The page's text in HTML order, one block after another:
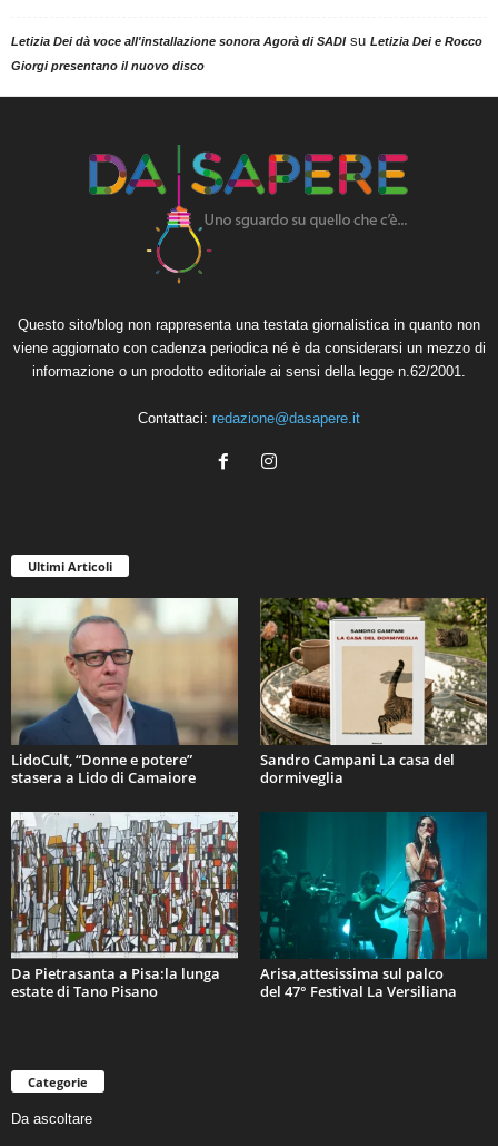
Letizia Dei dà voce all'installazione sonora Agorà di SADIsu Letizia Dei e Rocco
Giorgi presentano il nuovo disco
Questo sito/blog non rappresenta una testata giornalistica in quanto non
viene aggiornato con cadenza periodica né è da considerarsi un mezzo di
informazione o un prodotto editoriale ai sensi della legge n.62/2001.
Contattaci: redazione@dasapere.it
Ultimi Articoli
LidoCult, “Donne e potere”
stasera a Lido di Camaiore
Sandro Campani La casa del
dormiveglia
Da Pietrasanta a Pisa:la lunga
estate di Tano Pisano
Arisa,attesissima sul palco
del 47° Festival La Versiliana
Categorie
Da ascoltare